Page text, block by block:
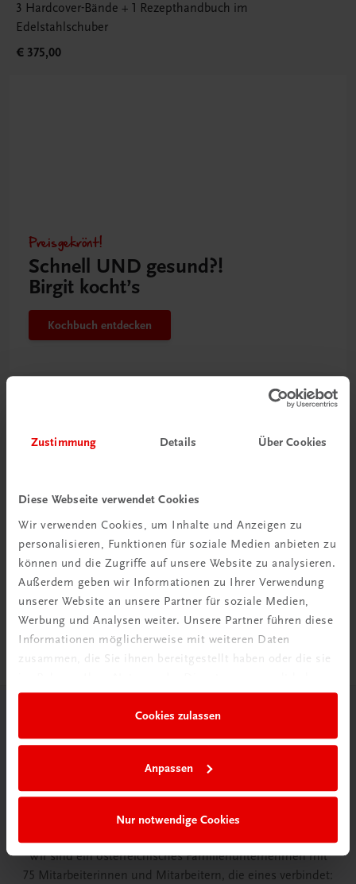
Zustimmung Details Über Cookies
Diese Webseite verwendet Cookies
Wir verwenden Cookies, um Inhalte und Anzeigen zu
personalisieren, Funktionen für soziale Medien anbieten zu
können und die Zugriffe auf unsere Website zu analysieren.
Außerdem geben wir Informationen zu Ihrer Verwendung
unserer Website an unsere Partner für soziale Medien,
Werbung und Analysen weiter. Unsere Partner führen diese
Informationen möglicherweise mit weiteren Daten
zusammen, die Sie ihnen bereitgestellt haben oder die sie
Cookies zulassen
Anpassen
Nur notwendige Cookies
3 Hardcover-Bände + 1 Rezepthandbuch im
Edelstahlschuber
€ 375,00
Preisgekrönt!
Schnell UND gesund?!
Birgit kocht’s
Kochbuch entdecken
Rabattcode erhalten
Newsletter abonnieren
& Versandkosten sparen
Jetzt anmelden
Herzlich willkommen bei TRAUNER!
Wir sind ein österreichisches Familienunternehmen mit
75 Mitarbeiterinnen und Mitarbeitern, die eines verbindet: